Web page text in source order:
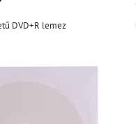
DVD+R lemez